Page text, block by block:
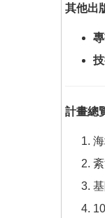
其他出
計畫總